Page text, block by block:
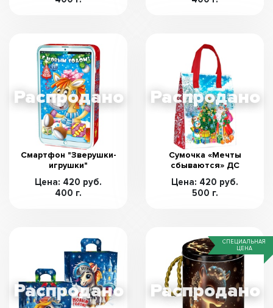
Смартфон "Зверушки-
игрушки"
Цена: 420 руб.
400 г.
Сумочка «Мечты
сбываются» ДС
Цена: 420 руб.
500 г.
СПЕЦИАЛЬНАЯ
ЦЕНА